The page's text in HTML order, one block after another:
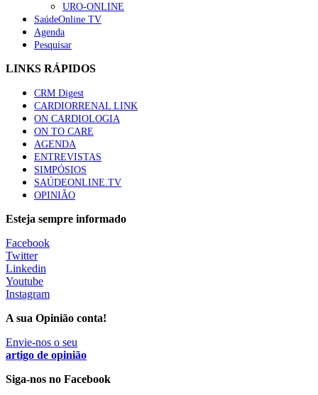
Trodelvy aprovado para primeira linha no cancro da
mama triplo negativo metastático em doentes não
61 visualizações
Especialistas defendem mais potássio na alimentação
para ajudar a controlar a hipertensão
57 visualizações
MAIS NOTÍCIAS
estabilidade no SNS
6 Ago, 2026
para tratamentos de infertilidade na Madeira
6 Ago, 2026 |0 Comments
URO-ONLINE
SaúdeOnline TV
Agenda
Pesquisar
LINKS RÁPIDOS
CRM Digest
CARDIORRENAL LINK
ON CARDIOLOGIA
ON TO CARE
AGENDA
ENTREVISTAS
SIMPÓSIOS
SAÚDEONLINE.TV
OPINIÃO
Esteja sempre informado
Facebook
Twitter
Linkedin
Youtube
Instagram
A sua Opinião conta!
Envie-nos o seu
artigo de opinião
Siga-nos no Facebook